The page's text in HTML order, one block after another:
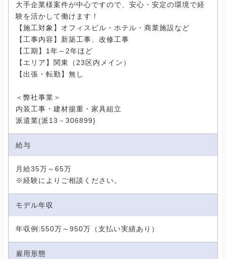
大手企業様案件が中心ですので、安心・安定の環境で経
験を活かして働けます！
【施工対象】オフィスビル・ホテル・商業施設など
【工事内容】新築工事、改修工事
【工期】1年～2年ほど
【エリア】関東（23区内メイン）
【出張・転勤】無し
＜弊社事業＞
内装工事・建材揚重・家具組立
派遣業(派13－306899)
給与
月給35万～65万
※経験によりご相談ください。
モデル年収
年収例:550万～950万（支払い実績あり）
雇用形態